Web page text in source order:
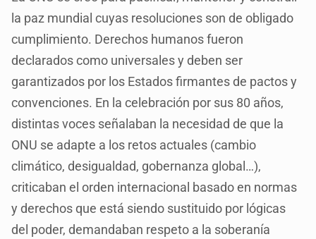
la paz mundial cuyas resoluciones son de obligado
cumplimiento. Derechos humanos fueron
declarados como universales y deben ser
garantizados por los Estados firmantes de pactos y
convenciones. En la celebración por sus 80 años,
distintas voces señalaban la necesidad de que la
ONU se adapte a los retos actuales (cambio
climático, desigualdad, gobernanza global…),
criticaban el orden internacional basado en normas
y derechos que está siendo sustituido por lógicas
del poder, demandaban respeto a la soberanía